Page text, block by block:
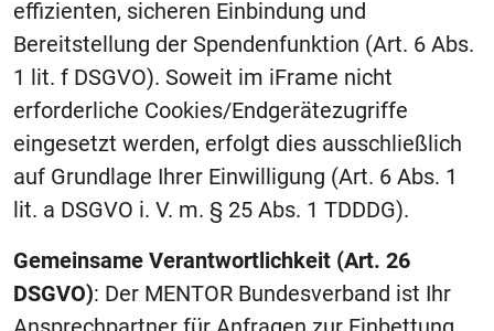
effizienten, sicheren Einbindung und
Bereitstellung der Spendenfunktion (Art. 6 Abs.
1 lit. f DSGVO). Soweit im iFrame nicht
erforderliche Cookies/Endgerätezugriffe
eingesetzt werden, erfolgt dies ausschließlich
auf Grundlage Ihrer Einwilligung (Art. 6 Abs. 1
lit. a DSGVO i. V. m. § 25 Abs. 1 TDDDG).
Gemeinsame Verantwortlichkeit (Art. 26
DSGVO): Der MENTOR Bundesverband ist Ihr